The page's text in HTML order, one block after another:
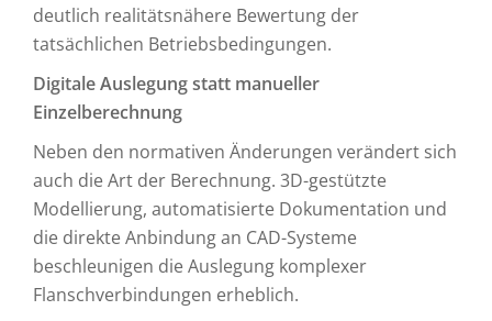
deutlich realitätsnähere Bewertung der
tatsächlichen Betriebsbedingungen.
Digitale Auslegung statt manueller
Einzelberechnung
Neben den normativen Änderungen verändert sich
auch die Art der Berechnung. 3D-gestützte
Modellierung, automatisierte Dokumentation und
die direkte Anbindung an CAD-Systeme
beschleunigen die Auslegung komplexer
Flanschverbindungen erheblich.